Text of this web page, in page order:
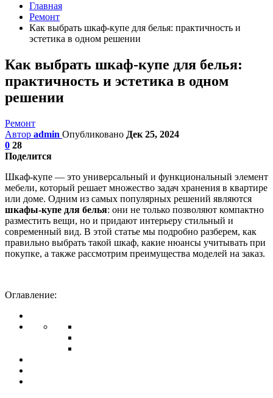
Главная
Ремонт
Как выбрать шкаф-купе для белья: практичность и
эстетика в одном решении
Как выбрать шкаф-купе для белья:
практичность и эстетика в одном
решении
Ремонт
Автор admin Опубликовано Дек 25, 2024
0 28
Поделится
Шкаф-купе — это универсальный и функциональный элемент
мебели, который решает множество задач хранения в квартире
или доме. Одним из самых популярных решений являются
шкафы-купе для белья: они не только позволяют компактно
разместить вещи, но и придают интерьеру стильный и
современный вид. В этой статье мы подробно разберем, как
правильно выбрать такой шкаф, какие нюансы учитывать при
покупке, а также рассмотрим преимущества моделей на заказ.
Оглавление: